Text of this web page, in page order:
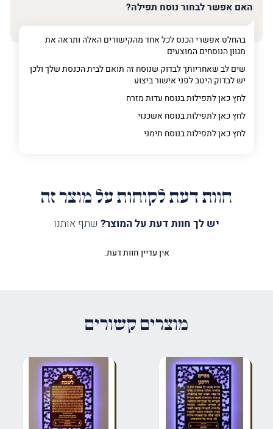
האם אפשר לבחור נוסח תפילה?
בהחלט אפשרי הכנס לכל אחד מהקישורים האלה ותראה את
מגוון הנוסחים המוצעים
שים לב שאחריותך לבדוק שנוסח זה תואם לבית הכנסת שלך ולכן
יש לבדוק היטב לפני אישור ביצוע
לחץ כאן לתפילות בנוסח עדות מזרח
לחץ כאן לתפילות בנוסח אשכנזי
לחץ כאן לתפילות בנוסח תימני
חוות דעת לקוחות על מוצר זה
יש לך חוות דעת על המוצר? שתף אותנו
הביקורת שלך*
אין עדיין חוות דעת.
מוצרים קשורים